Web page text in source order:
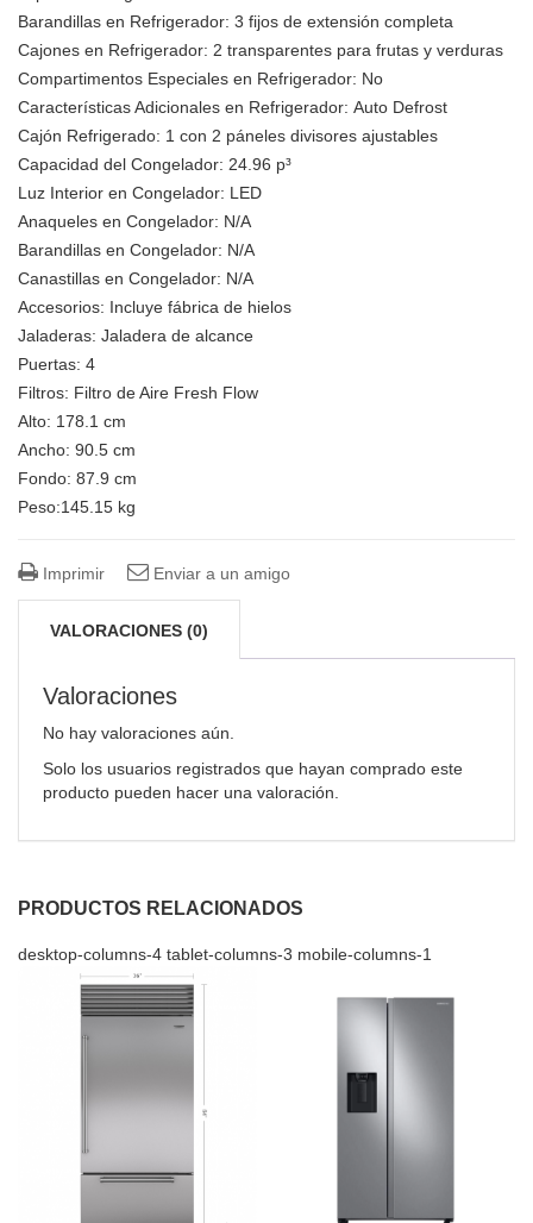
Barandillas en Refrigerador: 3 fijos de extensión completa
Cajones en Refrigerador: 2 transparentes para frutas y verduras
Compartimentos Especiales en Refrigerador: No
Características Adicionales en Refrigerador: Auto Defrost
Cajón Refrigerado: 1 con 2 páneles divisores ajustables
Capacidad del Congelador: 24.96 p³
Luz Interior en Congelador: LED
Anaqueles en Congelador: N/A
Barandillas en Congelador: N/A
Canastillas en Congelador: N/A
Accesorios: Incluye fábrica de hielos
Jaladeras: Jaladera de alcance
Puertas: 4
Filtros: Filtro de Aire Fresh Flow
Alto: 178.1 cm
Ancho: 90.5 cm
Fondo: 87.9 cm
Peso:145.15 kg
Imprimir Enviar a un amigo
VALORACIONES (0)
Valoraciones
No hay valoraciones aún.
Solo los usuarios registrados que hayan comprado este
producto pueden hacer una valoración.
PRODUCTOS RELACIONADOS
desktop-columns-4 tablet-columns-3 mobile-columns-1